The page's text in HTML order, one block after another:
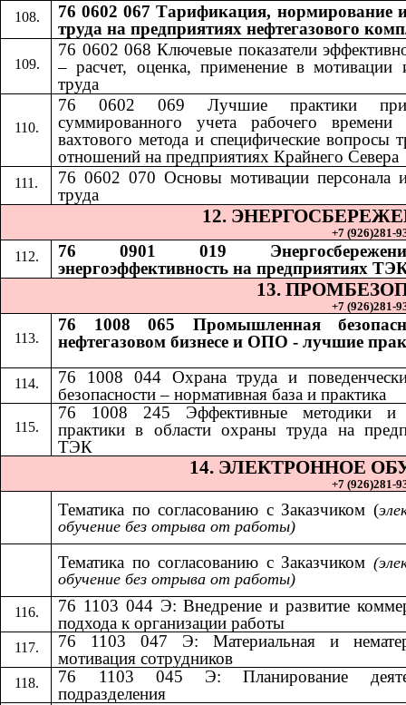
76 0602 067 Тарификация, нормирование
труда на предприятиях нефтегазового
76 0602 068 ​​Ключевые показатели
– расчет, оценка, применение в мотивации
труда
76 0602 069
Лучшие практики
суммированного учета рабочего
вахтового метода и специфические вопросы
отношений на предприятиях Крайнего Севера
76 0602 070 ​​Основы мотивации персонала
труда
12.
+7 (926)281-
76 0901 019
энергоэффективность на предприятиях
13.
+7 (926)281-
76 1008 065 Промышленная
нефтегазовом бизнесе и ОПО - лучшие
76 1008 044 Охрана труда и
безопасности – нормативная база и практика
76 1008 245 Эффективные методики и
практики в области охраны труда на
ТЭК
14.​​ ЭЛЕКТРОННОЕ
+7 (926)281-
Тематика по согласованию с Заказчиком (
обучение без отрыва от работы)
Тематика по согласованию с Заказчиком​​
обучение без отрыва от работы)
76 1103 044 Э: Внедрение и развитие
подхода к организации работы
76 1103 047 Э: Материальная и
мотивация сотрудников
76 1103 045 Э: Планирование
подразделения